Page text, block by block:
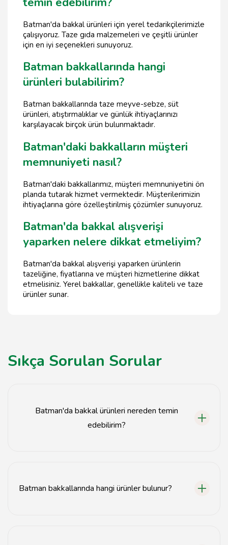
Batman'da bakkal ürünleri için yerel tedarikçilerimizle
çalışıyoruz. Taze gıda malzemeleri ve çeşitli ürünler
için en iyi seçenekleri sunuyoruz.
Batman bakkallarında hangi
ürünleri bulabilirim?
Batman bakkallarında taze meyve-sebze, süt
ürünleri, atıştırmalıklar ve günlük ihtiyaçlarınızı
karşılayacak birçok ürün bulunmaktadır.
Batman'daki bakkalların müşteri
memnuniyeti nasıl?
Batman'daki bakkallarımız, müşteri memnuniyetini ön
planda tutarak hizmet vermektedir. Müşterilerimizin
ihtiyaçlarına göre özelleştirilmiş çözümler sunuyoruz.
Batman'da bakkal alışverişi
yaparken nelere dikkat etmeliyim?
Batman'da bakkal alışverişi yaparken ürünlerin
tazeliğine, fiyatlarına ve müşteri hizmetlerine dikkat
etmelisiniz. Yerel bakkallar, genellikle kaliteli ve taze
ürünler sunar.
Sıkça Sorulan Sorular
Batman'da bakkal ürünleri nereden temin
edebilirim?
Batman bakkallarında hangi ürünler bulunur?